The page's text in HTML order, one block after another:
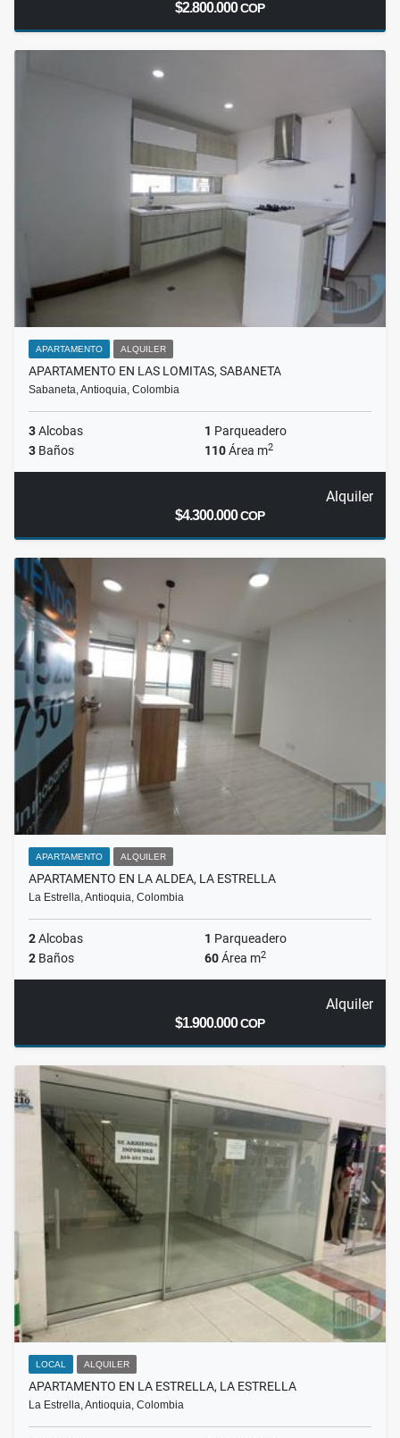
$2.800.000COP
APARTAMENTO ALQUILER
APARTAMENTO EN LAS LOMITAS, SABANETA
Sabaneta, Antioquia, Colombia
3Alcobas 1 Parqueadero
3 Baños 110Área m2
Alquiler
$4.300.000COP
APARTAMENTO ALQUILER
APARTAMENTO EN LA ALDEA, LA ESTRELLA
La Estrella, Antioquia, Colombia
2Alcobas 1 Parqueadero
2 Baños 60Área m2
Alquiler
$1.900.000COP
LOCAL ALQUILER
APARTAMENTO EN LA ESTRELLA, LA ESTRELLA
La Estrella, Antioquia, Colombia